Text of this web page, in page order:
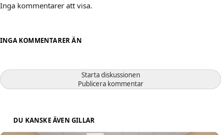
Inga kommentarer att visa.
INGA KOMMENTARER ÄN
Starta diskussionen
Publicera kommentar
DU KANSKE ÄVEN GILLAR